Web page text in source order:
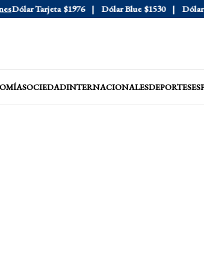
Tarjeta $1976 Dólar Blue $1530 Dólar
SOCIEDADINTERNACIONALESDEPORTES